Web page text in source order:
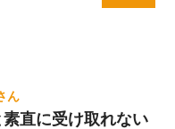
直に受け取れない